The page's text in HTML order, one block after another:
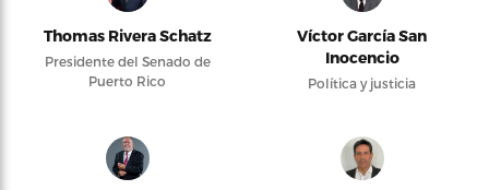
Thomas Rivera Schatz
Presidente del Senado de
Puerto Rico
Víctor García San
Inocencio
Política y justicia